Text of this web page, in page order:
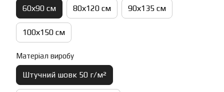
60х90 см 80х120 см 90х135 см
100х150 см
Матеріал виробу
Штучний шовк 50 г/м²